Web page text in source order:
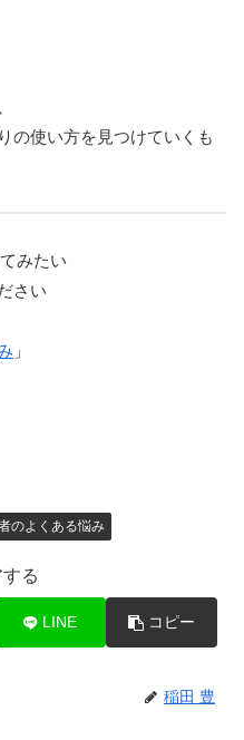
の使い方を見つけていくも
みたい
さい
」
のよくある悩み
る
LINE コピー
稲田 豊